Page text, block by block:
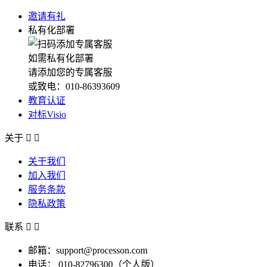
邀请有礼
私有化部署
如需私有化部署
请添加您的专属客服
或致电：010-86393609
教育认证
对标Visio
关于  
关于我们
加入我们
服务条款
隐私政策
联系  
邮箱：support@processon.com
电话：
010-82796300（个人版）